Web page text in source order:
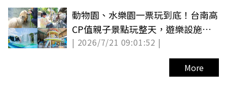
動物園、水樂園一票玩到底！台南高
CP值親子景點玩整天，遊樂設施無
限搭乘
| 2026/7/21 09:01:52 |
More